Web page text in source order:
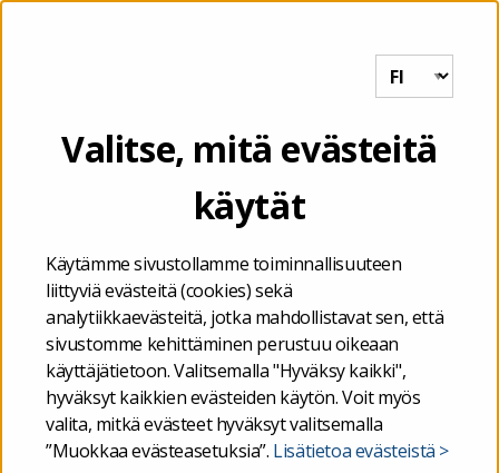
Valitse, mitä evästeitä
käytät
Käytämme sivustollamme toiminnallisuuteen
liittyviä evästeitä (cookies) sekä
analytiikkaevästeitä, jotka mahdollistavat sen, että
sivustomme kehittäminen perustuu oikeaan
käyttäjätietoon. Valitsemalla "Hyväksy kaikki",
hyväksyt kaikkien evästeiden käytön. Voit myös
valita, mitkä evästeet hyväksyt valitsemalla
”Muokkaa evästeasetuksia”. Lisätietoa evästeistä >
Tutkiavustuksia.fi
Valtionavustukset –
Tutkiavustuksia.fi
Tervetuloa Tutkiavustuksia.fi-palveluun, jossa
julkaistaan tietoja haetuista ja myönnetyistä
valtionavustuksista, jotka ovat valtion varoista
myönnettävää harkinnanvaraista julkista rahoitusta.